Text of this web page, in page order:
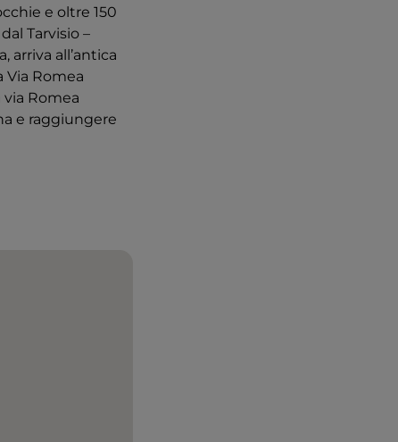
e oltre 150
Tarvisio –
arriva all’antica
Via Romea
Romea
e raggiungere